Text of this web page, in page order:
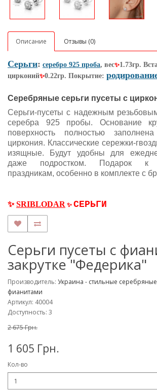
Описание Отзывы (0)
Серьги: серебро 925 проба, вес✨1.73гр.
цирконий✨0.22гр. Покрытие:
Серебряные серьги пусеты с
Серьги-пусеты с надежным
серебра 925 пробы. Основание
поверхность полностью
циркония. Классические сережки-
изящные. Будут удобны для
даже подростком. Подарок к
праздникам, особенно в комплекте с
✨ SRIBLODAR ✨ СЕРЬГИ
Серьги пусеты с
закрутке "Федерика"
Производитель: Украина - стильные
фианитами
Артикул: 40004
Доступность: 3
2 675 Грн.
1 605 Грн.
Кол-во